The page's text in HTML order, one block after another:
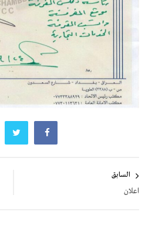
المقالات
السابق
اعلان